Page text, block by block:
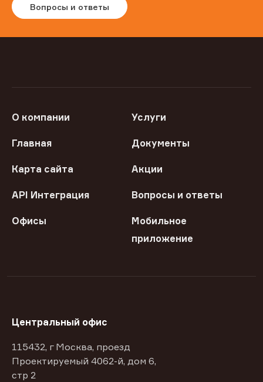
Вопросы и ответы
О компании Услуги
Главная Документы
Карта сайта Акции
API Интеграция Вопросы и ответы
Офисы
Мобильное
приложение
Центральный офис
115432, г Москва, проезд
Проектируемый 4062-й, дом 6,
стр 2